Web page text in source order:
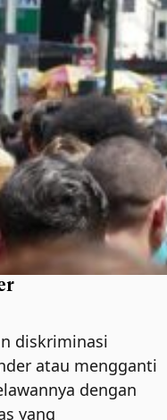
diskriminasi
atau mengganti
dengan
yang